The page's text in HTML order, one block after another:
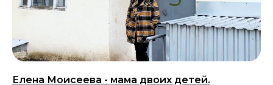
Елена Моисеева - мама двоих детей.